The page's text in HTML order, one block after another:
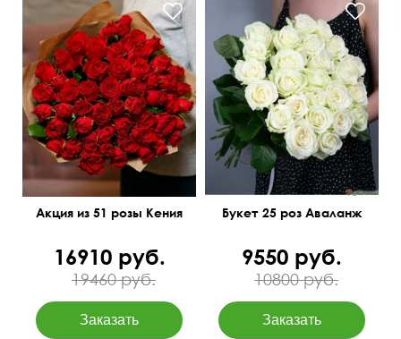
Мини-розочки 40 см
Акция из 51 розы Кения
16910 руб.
19460 руб.
50 см 25 см
Букет 25 роз Аваланж
9550 руб.
10800 руб.